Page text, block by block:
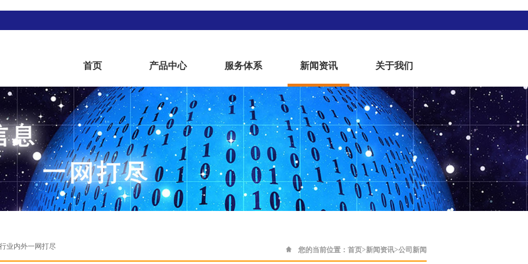
首页 产品中心 服务体系 新闻资讯 关于我们
行业内外一网打尽 您的当前位置： 首页>新闻资讯>公司新闻